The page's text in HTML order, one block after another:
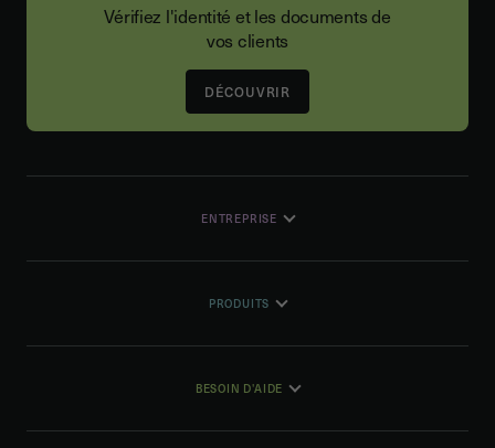
Vérifiez l'identité et les documents de
vos clients
DÉCOUVRIR
ENTREPRISE
PRODUITS
BESOIN D'AIDE